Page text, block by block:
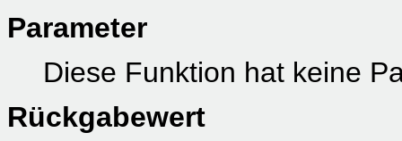
Parameter
Diese Funktion hat keine
Rückgabewert